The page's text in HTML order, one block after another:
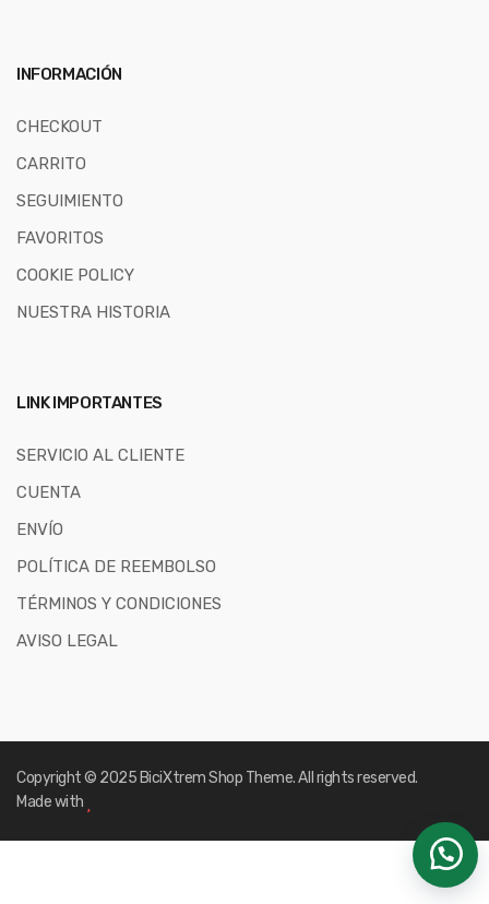
INFORMACIÓN
CHECKOUT
CARRITO
SEGUIMIENTO
FAVORITOS
COOKIE POLICY
NUESTRA HISTORIA
LINK IMPORTANTES
SERVICIO AL CLIENTE
CUENTA
ENVÍO
POLÍTICA DE REEMBOLSO
TÉRMINOS Y CONDICIONES
AVISO LEGAL
Copyright © 2025 BiciXtrem Shop Theme. All rights reserved.
Made with